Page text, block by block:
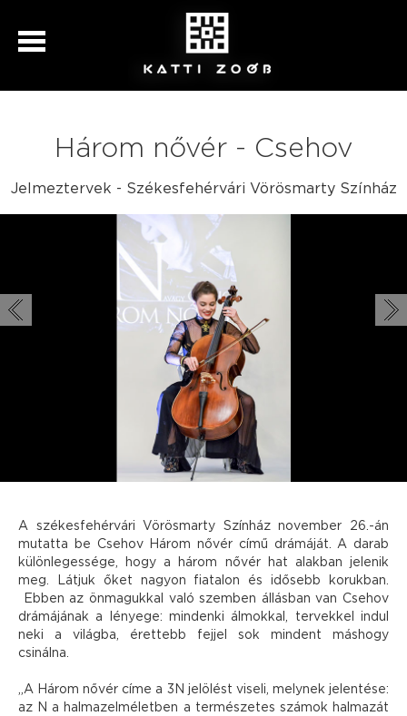
Három nővér - Csehov
Jelmeztervek - Székesfehérvári Vörösmarty Színház
A székesfehérvári Vörösmarty Színház november 26.-án
mutatta be Csehov Három nővér című drámáját. A darab
különlegessége, hogy a három nővér hat alakban jelenik
meg. Látjuk őket nagyon fiatalon és idősebb korukban.
Ebben az önmagukkal való szemben állásban van Csehov
drámájának a lényege: mindenki álmokkal, tervekkel indul
neki a világba, érettebb fejjel sok mindent máshogy
csinálna.
„A Három nővér címe a 3N jelölést viseli, melynek jelentése:
az N a halmazelméletben a természetes számok halmazát